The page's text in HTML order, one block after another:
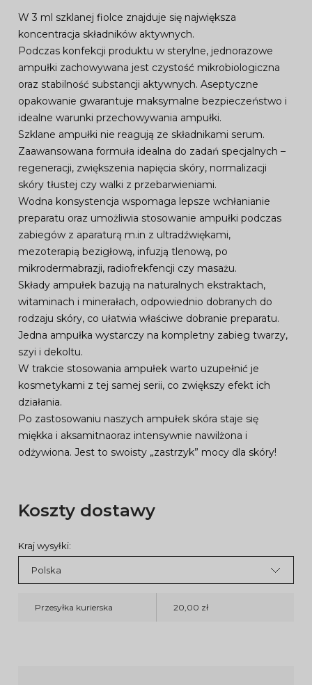
W 3 ml szklanej fiolce znajduje się największa
koncentracja składników aktywnych.
Podczas konfekcji produktu w sterylne, jednorazowe
ampułki zachowywana jest czystość mikrobiologiczna
oraz stabilność substancji aktywnych. Aseptyczne
opakowanie gwarantuje maksymalne bezpieczeństwo i
idealne warunki przechowywania ampułki.
Szklane ampułki nie reagują ze składnikami serum.
Zaawansowana formuła idealna do zadań specjalnych –
regeneracji, zwiększenia napięcia skóry, normalizacji
skóry tłustej czy walki z przebarwieniami.
Wodna konsystencja wspomaga lepsze wchłanianie
preparatu oraz umożliwia stosowanie ampułki podczas
zabiegów z aparaturą m.in z ultradźwiękami,
mezoterapią bezigłową, infuzją tlenową, po
mikrodermabrazji, radiofrekfencji czy masażu.
Składy ampułek bazują na naturalnych ekstraktach,
witaminach i minerałach, odpowiednio dobranych do
rodzaju skóry, co ułatwia właściwe dobranie preparatu.
Jedna ampułka wystarczy na kompletny zabieg twarzy,
szyi i dekoltu.
W trakcie stosowania ampułek warto uzupełnić je
kosmetykami z tej samej serii, co zwiększy efekt ich
działania.
Po zastosowaniu naszych ampułek skóra staje się
miękka i aksamitnaoraz intensywnie nawilżona i
odżywiona. Jest to swoisty „zastrzyk” mocy dla skóry!
Koszty dostawy
Kraj wysyłki:
Przesyłka kurierska 20,00 zł